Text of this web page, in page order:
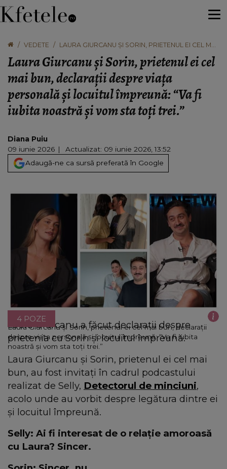
VEDETE
LAURA GIURCANU ȘI SORIN, PRIETENUL EI CEL MAI
LOCUITUL ÎMPREUNĂ: “VA FI IUBITA NOASTRĂ ȘI
VOM STA TOȚI TREI.”
Laura Giurcanu și Sorin, prietenul ei cel
mai bun, declarații despre viața
personală și locuitul împreună: “Va fi
iubita noastră și vom sta toți trei.”
Diana Puiu
09 iunie 2026
Actualizat: 09 iunie 2026, 13:52
Adaugă-ne ca sursă preferată în Google
Laura Giurcanu și Sorin, prietenul ei cel mai bun, declarații
despre viața personală și locuitul împreună: “Va fi iubita
noastră și vom sta toți trei.”
4 POZE
Laura Giurcanu a făcut declarații despre
prietenia cu Sorin și locuitul împreună.
Laura Giurcanu și Sorin, prietenul ei cel mai
bun, au fost invitați în cadrul podcastului
realizat de Selly, Detectorul de minciuni,
acolo unde au vorbit despre legătura dintre ei
și locuitul împreună.
Selly: Ai fi interesat de o relație amoroasă
cu Laura? Sincer.